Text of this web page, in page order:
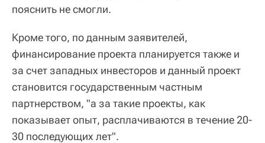
пояснить не смогли.
Кроме того, по данным заявителей,
финансирование проекта планируется также и
за счет западных инвесторов и данный проект
становится государственным частным
партнерством, "а за такие проекты, как
показывает опыт, расплачиваются в течение 20-
30 последующих лет".